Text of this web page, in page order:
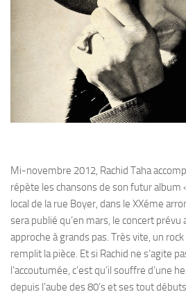
Mi-novembre 2012, Rachid Taha
répète les chansons de son futur album
local de la rue Boyer, dans le XXéme
sera publié qu’en mars, le concert prévu
approche à grands pas. Très vite, un
remplit la pièce. Et si Rachid ne s’agite
l’accoutumée, c’est qu’il souffre d’une
depuis l’aube des 80’s et ses tout